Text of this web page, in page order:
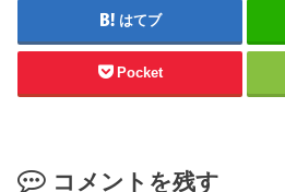
はてブ
Pocket
コメントを残す